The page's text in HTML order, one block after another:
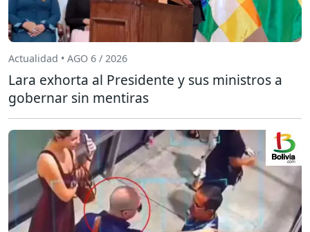
Actualidad • AGO 6 / 2026
Lara exhorta al Presidente y sus ministros a
gobernar sin mentiras